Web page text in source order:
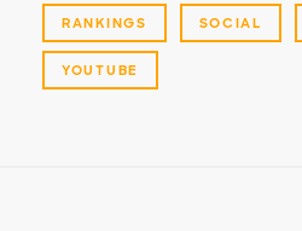
RANKINGS SOCIAL
YOUTUBE